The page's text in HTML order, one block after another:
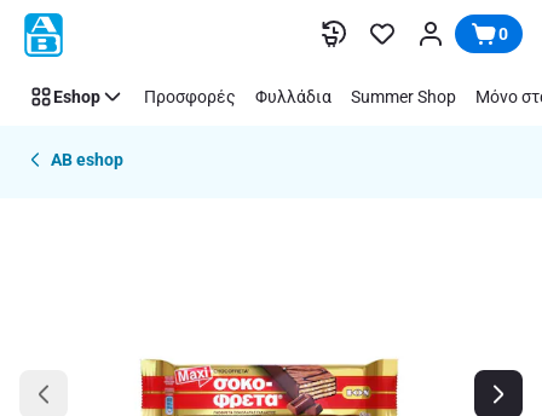
Παράλειψη 0
Eshop Προσφορές Φυλλάδια Summer Shop Μόνο
AB eshop